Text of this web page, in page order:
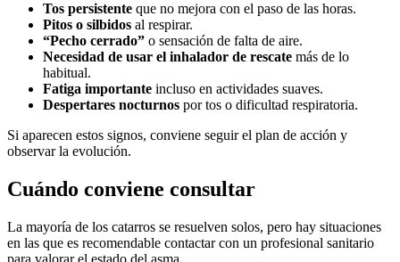
Tos persistente que no mejora con el paso de las horas.
Pitos o silbidos al respirar.
“Pecho cerrado” o sensación de falta de aire.
Necesidad de usar el inhalador de rescate más de lo
habitual.
Fatiga importante incluso en actividades suaves.
Despertares nocturnos por tos o dificultad respiratoria.
Si aparecen estos signos, conviene seguir el plan de acción y
observar la evolución.
Cuándo conviene consultar
La mayoría de los catarros se resuelven solos, pero hay situaciones
en las que es recomendable contactar con un profesional sanitario
para valorar el estado del asma.